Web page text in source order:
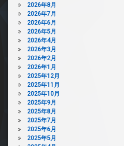
2026年8月
2026年7月
2026年6月
2026年5月
2026年4月
2026年3月
2026年2月
2026年1月
2025年12月
2025年11月
2025年10月
2025年9月
2025年8月
2025年7月
2025年6月
2025年5月